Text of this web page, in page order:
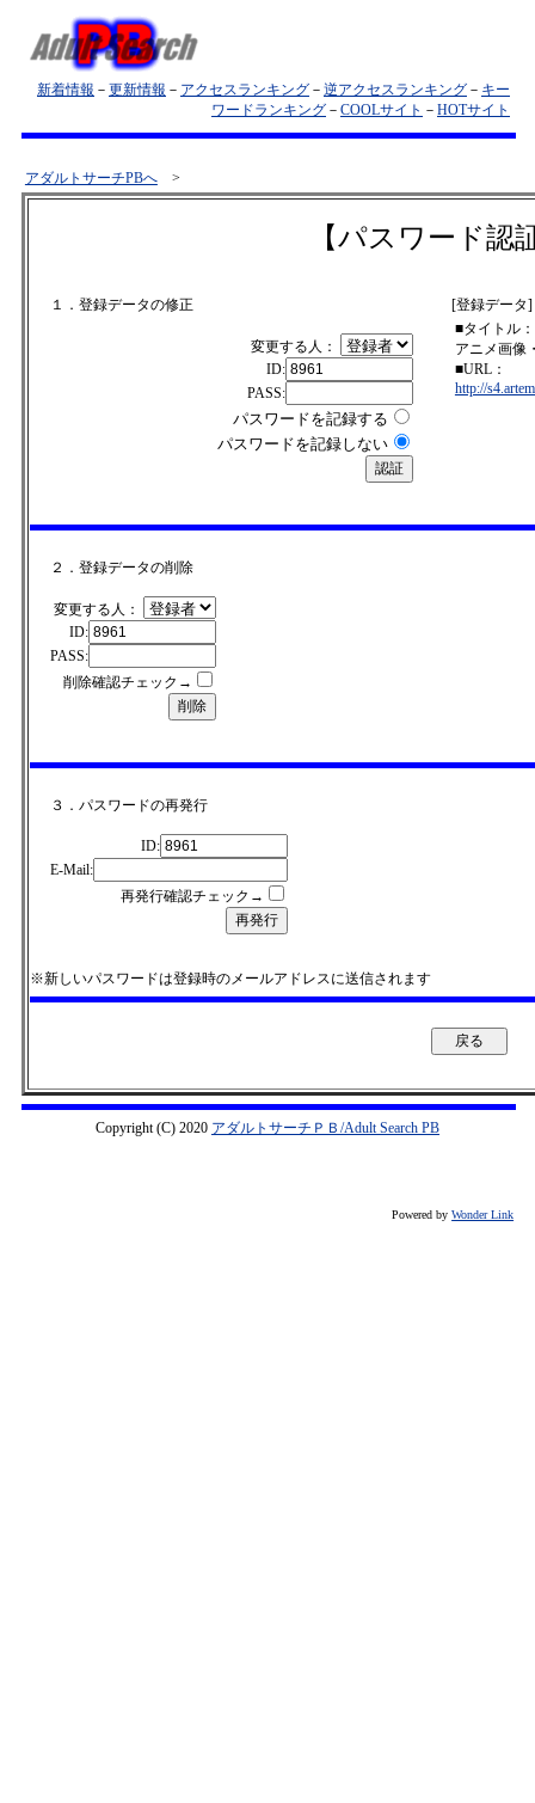
新着情報 － 更新情報 － アクセスランキング － 逆アクセスランキング － キー
ワードランキング － COOLサイト － HOTサイト
アダルトサーチPBへ>
【パスワード認
１．登録データの修正
変更する人：
ID:
PASS:
パスワードを記録する
パスワードを記録しない
[登録データ]
■タイトル：
アニメ画像
■URL：
http://
２．登録データの削除
変更する人：
ID:
PASS:
削除確認チェック→
３．パスワードの再発行
ID:
E-Mail:
再発行確認チェック→
※新しいパスワードは登録時のメールアドレスに送信されます
Copyright (C) 2020 アダルトサーチＰＢ/Adult Search PB
Powered byWonder Link